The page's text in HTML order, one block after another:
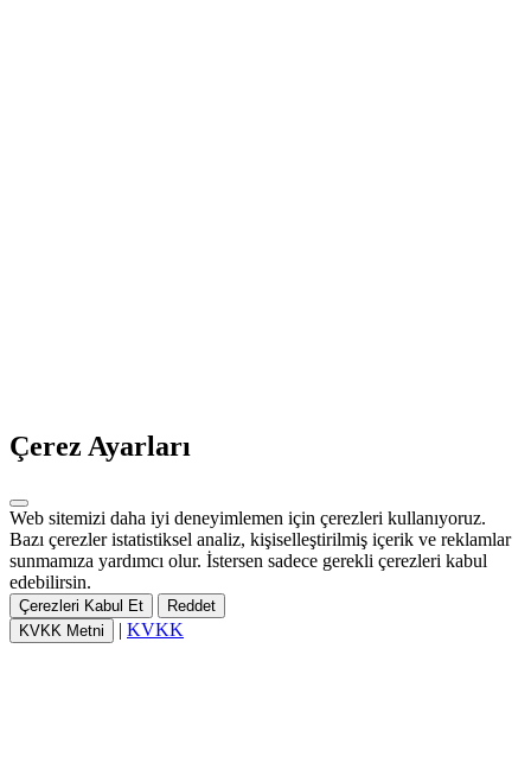
Çerez Ayarları
Web sitemizi daha iyi deneyimlemen için çerezleri kullanıyoruz.
Bazı çerezler istatistiksel analiz, kişiselleştirilmiş içerik ve reklamlar
sunmamıza yardımcı olur. İstersen sadece gerekli çerezleri kabul
edebilirsin.
Çerezleri Kabul Et
Reddet
KVKK Metni
| KVKK